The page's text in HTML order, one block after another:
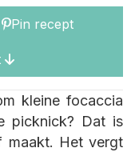
Pin recept
kleine focaccia
picknick? Dat is
maakt. Het vergt